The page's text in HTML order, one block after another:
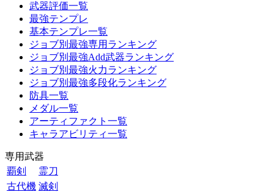
武器評価一覧
最強テンプレ
基本テンプレ一覧
ジョブ別最強専用ランキング
ジョブ別最強Add武器ランキング
ジョブ別最強火力ランキング
ジョブ別最強多段化ランキング
防具一覧
メダル一覧
アーティファクト一覧
キャラアビリティ一覧
専用武器
覇剣
霊刀
古代機 滅剣